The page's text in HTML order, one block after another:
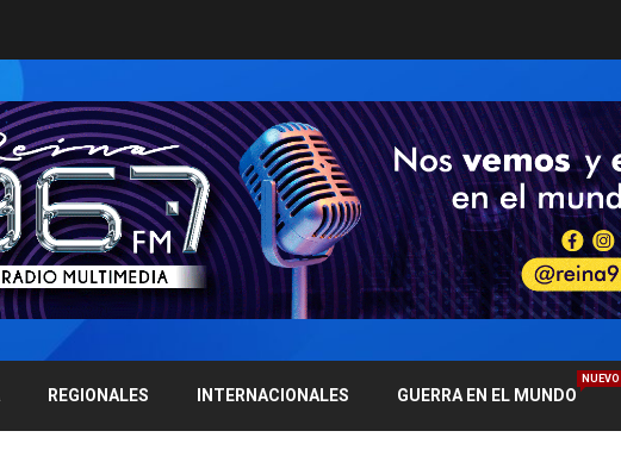
REGIONALES INTERNACIONALES GUERRA EN EL MUNDO
NUEVO